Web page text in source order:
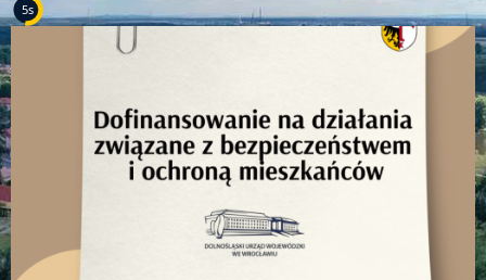
4s
Ponad milion złotych dla bezpieczeństwa mieszkańców Gminy Czernica!